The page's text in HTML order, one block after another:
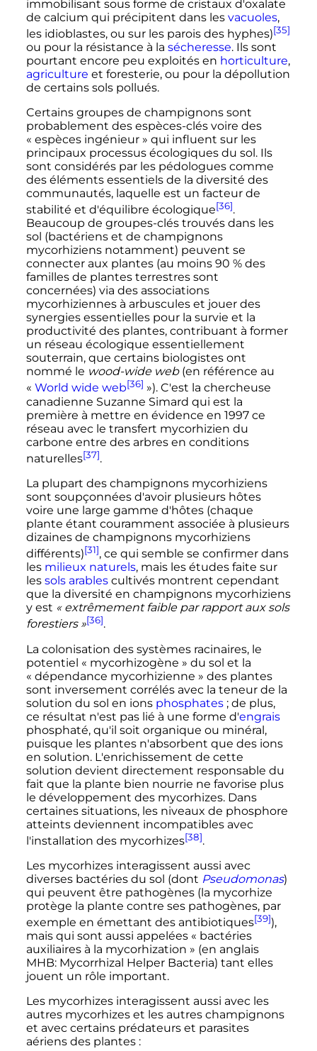
immobilisant sous forme de cristaux d'oxalate
de calcium qui précipitent dans les vacuoles,
les idioblastes, ou sur les parois des hyphes)[35]
ou pour la résistance à la sécheresse. Ils sont
pourtant encore peu exploités en horticulture,
agriculture et foresterie, ou pour la dépollution
de certains sols pollués.
Certains groupes de champignons sont
probablement des espèces-clés voire des
« espèces ingénieur » qui influent sur les
principaux processus écologiques du sol. Ils
sont considérés par les pédologues comme
des éléments essentiels de la diversité des
communautés, laquelle est un facteur de
stabilité et d'équilibre écologique[36].
Beaucoup de groupes-clés trouvés dans les
sol (bactériens et de champignons
mycorhiziens notamment) peuvent se
connecter aux plantes (au moins 90 % des
familles de plantes terrestres sont
concernées) via des associations
mycorhiziennes à arbuscules et jouer des
synergies essentielles pour la survie et la
productivité des plantes, contribuant à former
un réseau écologique essentiellement
souterrain, que certains biologistes ont
nommé le wood-wide web(en référence au
« World wide web[36] »). C'est la chercheuse
canadienne Suzanne Simard qui est la
première à mettre en évidence en 1997 ce
réseau avec le transfert mycorhizien du
carbone entre des arbres en conditions
naturelles[37].
La plupart des champignons mycorhiziens
sont soupçonnées d'avoir plusieurs hôtes
voire une large gamme d'hôtes (chaque
plante étant couramment associée à plusieurs
dizaines de champignons mycorhiziens
différents)[31], ce qui semble se confirmer dans
les milieux naturels, mais les études faite sur
les sols arablescultivés montrent cependant
que la diversité en champignons mycorhiziens
y est « extrêmement faible par rapport aux sols
forestiers »[36].
La colonisation des systèmes racinaires, le
potentiel « mycorhizogène » du sol et la
« dépendance mycorhizienne » des plantes
sont inversement corrélés avec la teneur de la
solution du sol en ions phosphates ; de plus,
ce résultat n'est pas lié à une forme d'engrais
phosphaté, qu'il soit organique ou minéral,
puisque les plantes n'absorbent que des ions
en solution. L'enrichissement de cette
solution devient directement responsable du
fait que la plante bien nourrie ne favorise plus
le développement des mycorhizes. Dans
certaines situations, les niveaux de phosphore
atteints deviennent incompatibles avec
l'installation des mycorhizes[38].
Les mycorhizes interagissent aussi avec
diverses bactéries du sol (dont Pseudomonas)
qui peuvent être pathogènes (la mycorhize
protège la plante contre ses pathogènes, par
exemple en émettant des antibiotiques[39]),
mais qui sont aussi appelées « bactéries
auxiliaires à la mycorhization » (en anglais
MHB: Mycorrhizal Helper Bacteria) tant elles
jouent un rôle important.
Les mycorhizes interagissent aussi avec les
autres mycorhizes et les autres champignons
et avec certains prédateurs et parasites
aériens des plantes :